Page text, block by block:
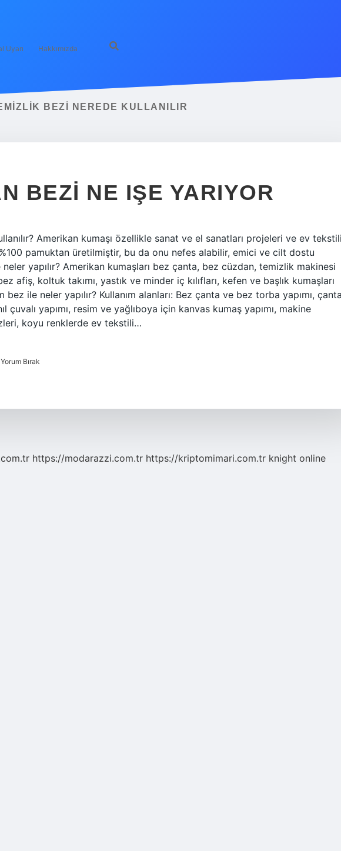
Uyarı Hakkımızda
BEZI NEREDE KULLANILIR
BEZI NE IŞE YARIYOR
Amerikan kumaşı özellikle sanat ve el sanatları projeleri ve ev tekstili
pamuktan üretilmiştir, bu da onu nefes alabilir, emici ve cilt dostu
yapılır? Amerikan kumaşları bez çanta, bez cüzdan, temizlik makinesi
afiş, koltuk takımı, yastık ve minder iç kılıfları, kefen ve başlık kumaşları
bez ile neler yapılır? Kullanım alanları: Bez çanta ve bez torba yapımı, çanta
çuvalı yapımı, resim ve yağlıboya için kanvas kumaş yapımı, makine
koyu renklerde ev tekstili…
Yorum Bırak
https://modarazzi.com.tr https://kriptomimari.com.tr knight online